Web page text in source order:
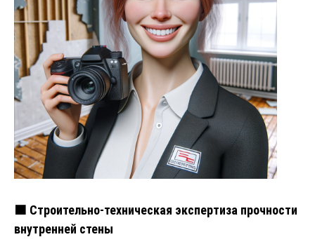
🟧 Строительно-техническая экспертиза прочности
внутренней стены